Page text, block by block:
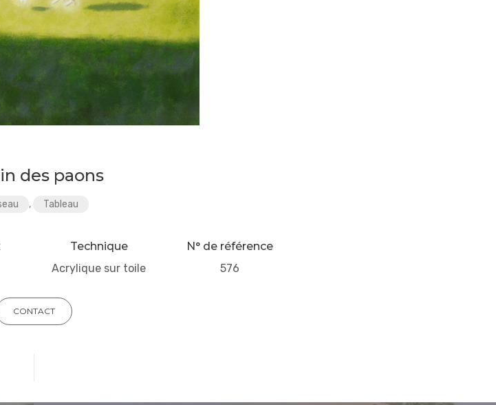
des paons
, Tableau
Technique
Acrylique sur toile
N° de référence
576
CONTACT